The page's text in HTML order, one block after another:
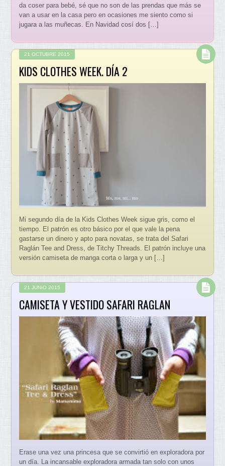
da coser para bebé, sé que no son de las prendas que más se
van a usar en la casa pero en ocasiones me siento como si
jugara a las muñecas. En Navidad cosí dos […]
21 OCTUBRE 2015
KIDS CLOTHES WEEK. DÍA 2
Mi segundo día de la Kids Clothes Week sigue gris, como el
tiempo. El patrón es otro básico por el que vale la pena
gastarse un dinero y apto para novatas, se trata del Safari
Raglán Tee and Dress, de Titchy Threads. El patrón incluye una
versión camiseta de manga corta o larga y un […]
21 JUNIO 2015
CAMISETA Y VESTIDO SAFARI RAGLAN
Erase una vez una princesa que se convirtió en exploradora por
un día. La incansable exploradora armada tan solo con unos